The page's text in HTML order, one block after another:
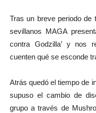
Tras un breve periodo de
sevillanos MAGA
contra Godzilla’ y nos
cuenten qué se esconde
Atrás quedó el tiempo de
supuso el cambio de
grupo a través de